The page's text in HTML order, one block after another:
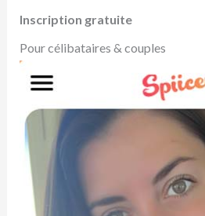
Inscription gratuite
Pour célibataires & couples